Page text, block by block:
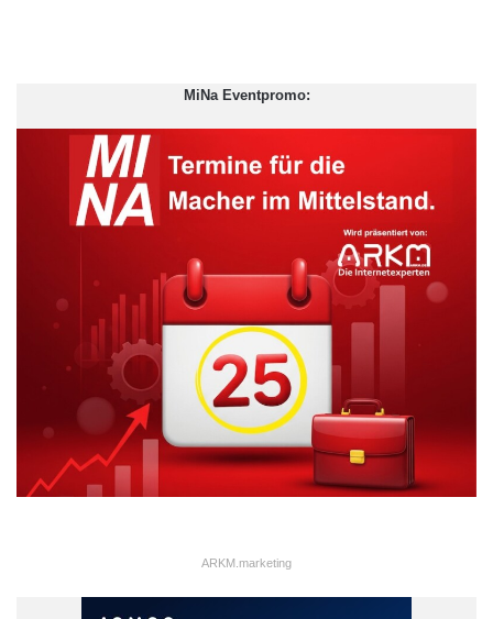
Quellenangabe: Corinna Rygalski
Zu diesem Ergebnis kommt der heute veröffentlichte Melbourne
Mercer Global Pension Index 2013, der vom
Beratungsunternehmen Mercer bereits zum fünften Mal in
Kooperation mit dem Australian Centre for Financial Studies
erstellt wurde. Die Studie untersucht und bewertet die
Altersversorgung verschiedener Länder hinsichtlich ihrer
Angemessenheit, Nachhaltigkeit und Integrität. Dabei wurden
neben der staatlichen Rentensysteme und der betrieblichen
Altersversorgung auch private Anlagen und
Vorsorgemaßnahmen berücksichtigt.
MiNa Eventpromo:
ARKM.marketing